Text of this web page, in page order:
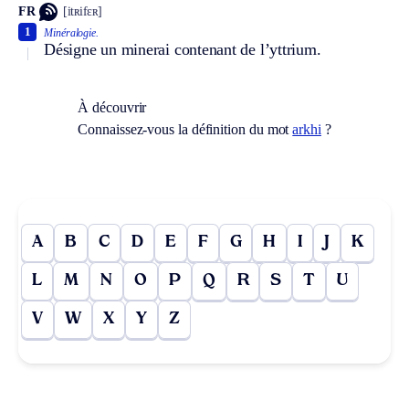
FR [itʀifɛʀ]
Minéralogie.
Désigne un minerai contenant de l’yttrium.
1
À découvrir
Connaissez-vous la définition du motarkhi ?
A B C D E F G H I J K
L M N O P Q R S T U
V W X Y Z